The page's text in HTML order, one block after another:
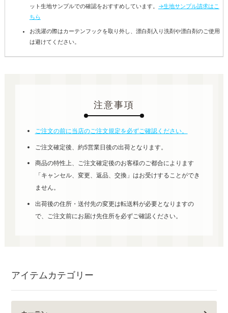
ット生地サンプルでの確認をおすすめしています。 →生地サンプル請求はこ
ちら
お洗濯の際はカーテンフックを取り外し、漂白剤入り洗剤や漂白剤のご使用
は避けてください。
注意事項
ご注文の前に当店のご注文規定を必ずご確認ください。
ご注文確定後、約5営業日後の出荷となります。
商品の特性上、ご注文確定後のお客様のご都合によります
「キャンセル、変更、返品、交換」はお受けすることができ
ません。
出荷後の住所・送付先の変更は転送料が必要となりますの
で、ご注文前にお届け先住所を必ずご確認ください。
アイテムカテゴリー